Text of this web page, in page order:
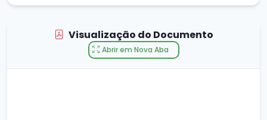
Visualização do Documento
Abrir em Nova Aba